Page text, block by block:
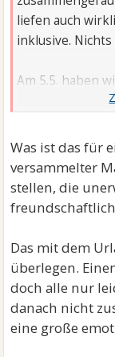
liefen auch
inklusive.
Am 5.5. haben
verabschiedet,
Als ich dann
vor
bekannt gemacht,
Was ist das für
versammelter
stellen, die
Das mit dem
überlegen.
doch alle nur
danach nicht
eine große